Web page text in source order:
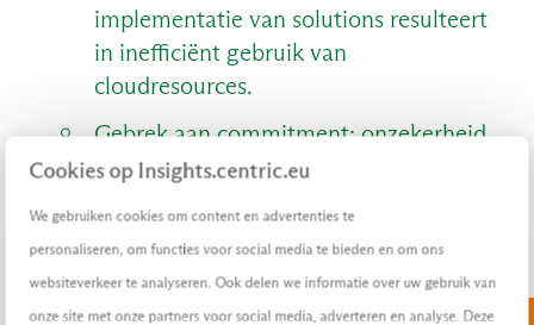
Cookies op Insights.centric.eu
We gebruiken cookies om content en advertenties te
personaliseren, om functies voor social media te bieden en om ons
websiteverkeer te analyseren. Ook delen we informatie over uw gebruik van
onze site met onze partners voor social media, adverteren en analyse. Deze
implementatie van solutions resulteert
in inefficiënt gebruik van
cloudresources.
Gebrek aan commitment: onzekerheid
of besluiteloosheid leidt tot onnodige